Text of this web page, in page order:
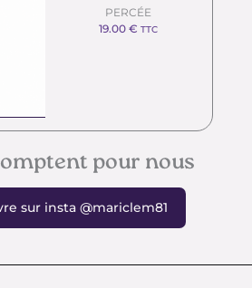
PERCÉE
19.00€ TTC
pour nous
sur insta @mariclem81